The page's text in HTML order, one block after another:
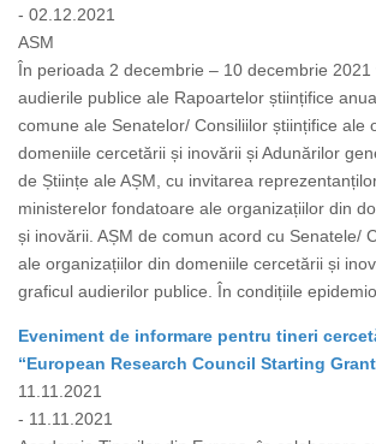
- 02.12.2021
ASM
În perioada 2 decembrie – 10 decembrie 2021
audierile publice ale Rapoartelor științifice
comune ale Senatelor/ Consiliilor științifice ale
domeniile cercetării și inovării și Adunărilor
de Științe ale AȘM, cu invitarea
ministerelor fondatoare ale organizațiilor din
și inovării. AȘM de comun acord cu Senatele/
ale organizațiilor din domeniile cercetării și
graficul audierilor publice. În condițiile
Eveniment de informare pentru tineri
“European Research Council Starting
11.11.2021
- 11.11.2021